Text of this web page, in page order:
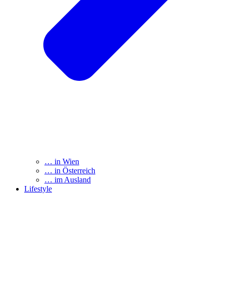
… in Wien
… in Österreich
… im Ausland
Lifestyle